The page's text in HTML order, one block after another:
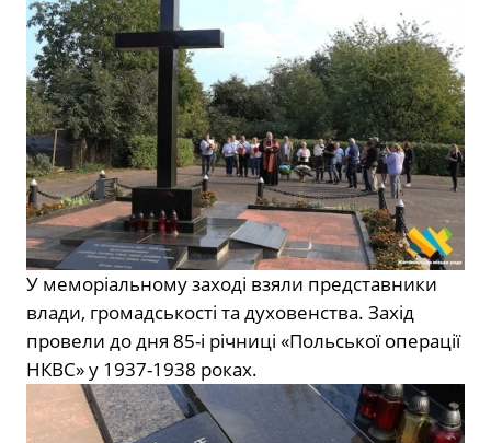
У меморіальному заході взяли представники
влади, громадськості та духовенства. Захід
провели до дня 85-і річниці «Польської операції
НКВС» у 1937-1938 роках.